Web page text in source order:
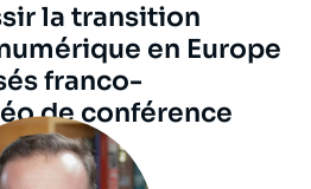
la transition
en Europe
franco-
de conférence